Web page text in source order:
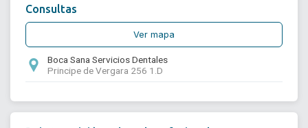
Consultas
Ver mapa
Boca Sana Servicios Dentales
Principe de Vergara 256 1.D